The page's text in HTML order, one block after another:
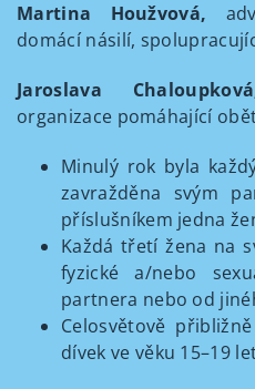
Martina Houžvová,
domácí násilí,
Jaroslava
organizace pomáhající
Minulý rok byla
zavražděna svým
příslušníkem jedna
Každá třetí žena na
fyzické a/nebo
partnera nebo od
Celosvětově
dívek ve věku 15–19